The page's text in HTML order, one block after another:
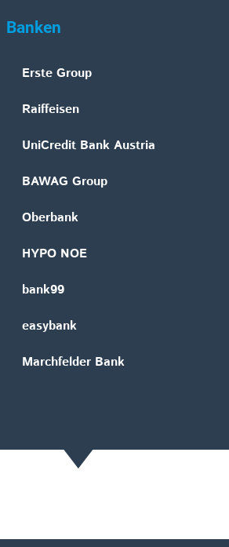
Banken
Erste Group
Raiffeisen
UniCredit Bank Austria
BAWAG Group
Oberbank
HYPO NOE
bank99
easybank
Marchfelder Bank